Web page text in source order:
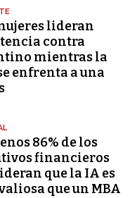
lideran
contra
mientras la
enfrenta a una
86% de los
financieros
que la IA es
que un MBA